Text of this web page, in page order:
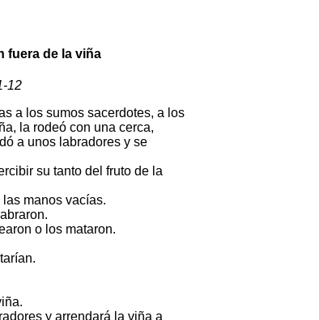
fuera de la viña
12
a los sumos sacerdotes, a los
la rodeó con una cerca,
a unos labradores y se
su tanto del fruto de la
manos vacías.
o los mataron.
y arrendará la viña a